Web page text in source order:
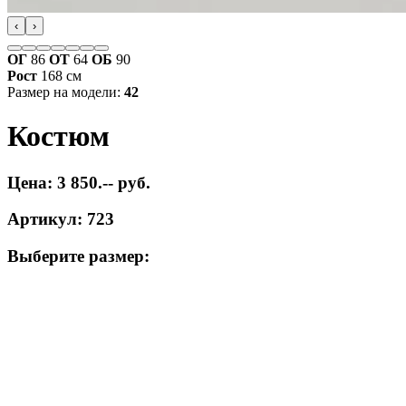
‹ ›
ОГ 86 ОТ 64 ОБ 90
Рост 168 см
Размер на модели: 42
Костюм
Цена: 3 850.-- руб.
Артикул: 723
Выберите размер: